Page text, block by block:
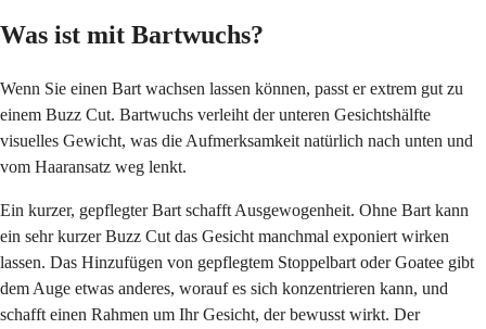
Was ist mit Bartwuchs?
Wenn Sie einen Bart wachsen lassen können, passt er extrem gut zu
einem Buzz Cut. Bartwuchs verleiht der unteren Gesichtshälfte
visuelles Gewicht, was die Aufmerksamkeit natürlich nach unten und
vom Haaransatz weg lenkt.
Ein kurzer, gepflegter Bart schafft Ausgewogenheit. Ohne Bart kann
ein sehr kurzer Buzz Cut das Gesicht manchmal exponiert wirken
lassen. Das Hinzufügen von gepflegtem Stoppelbart oder Goatee gibt
dem Auge etwas anderes, worauf es sich konzentrieren kann, und
schafft einen Rahmen um Ihr Gesicht, der bewusst wirkt. Der